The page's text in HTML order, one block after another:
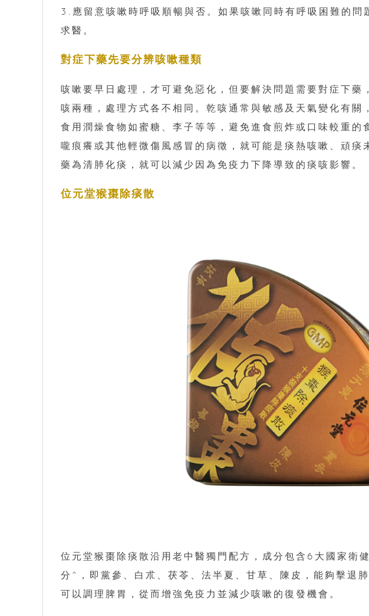
3.應留意咳嗽時呼吸順暢與否。如果咳嗽同時有呼吸困難的問
求醫。
對症下藥先要分辨咳嗽種類
咳嗽要早日處理，才可避免惡化，但要解決問題需要對症下藥
咳兩種，處理方式各不相同。乾咳通常與敏感及天氣變化有關
食用潤燥食物如蜜糖、李子等等，避免進食煎炸或口味較重的
嚨痕癢或其他輕微傷風感冒的病徵，就可能是痰熱咳嗽、頑痰
藥為清肺化痰，就可以減少因為免疫力下降導致的痰咳影響。
位元堂猴棗除痰散
位元堂猴棗除痰散沿用老中醫獨門配方，成分包含6大國家衛
分^，即黨參、白朮、茯苓、法半夏、甘草、陳皮，能夠擊退
可以調理脾胃，從而增強免疫力並減少咳嗽的復發機會。